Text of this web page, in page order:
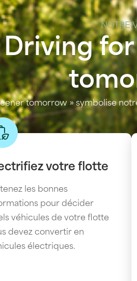
NOTRE
Driving
tomorrow » symbolise
votre flotte
les bonnes
pour décider
véhicules de votre flotte
devez convertir en
électriques.